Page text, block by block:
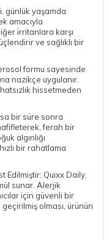
günlük yaşamda
amacıyla
irritanlara karşı
ve sağlıklı bir
formu sayesinde
nazikçe uygulanır.
hissetmeden
bir süre sonra
ferah bir
algınlığı
bir rahatlama
Edilmiştir: Quixx Daily,
sunar. Alerjik
için güvenli bir
olması, ürünün